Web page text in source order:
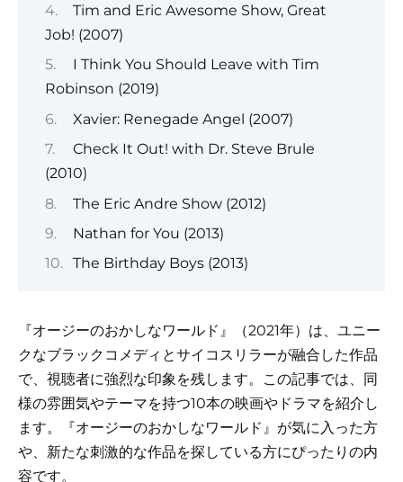
Tim and Eric Awesome Show, Great
Job! (2007)
I Think You Should Leave with Tim
Robinson (2019)
Xavier: Renegade Angel (2007)
Check It Out! with Dr. Steve Brule
(2010)
The Eric Andre Show (2012)
Nathan for You (2013)
The Birthday Boys (2013)
『オージーのおかしなワールド』（2021年）は、ユニー
クなブラックコメディとサイコスリラーが融合した作品
で、視聴者に強烈な印象を残します。この記事では、同
様の雰囲気やテーマを持つ10本の映画やドラマを紹介し
ます。『オージーのおかしなワールド』が気に入った方
や、新たな刺激的な作品を探している方にぴったりの内
容です。